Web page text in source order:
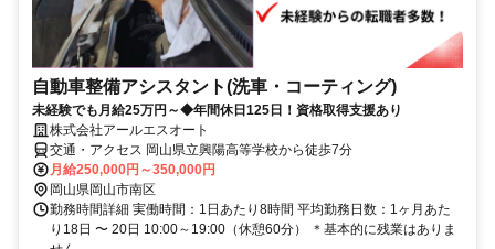
自動車整備アシスタント(洗車・コーティング)
未経験でも月給25万円～◆年間休日125日！資格取得支援あり
株式会社アールエスオート
交通・アクセス 岡山県立興陽高等学校から徒歩7分
月給250,000円～350,000円
岡山県岡山市南区
勤務時間詳細 実働時間：1日あたり8時間 平均勤務日数：1ヶ月あた
り18日 〜 20日 10:00～19:00（休憩60分） ＊基本的に残業はありま